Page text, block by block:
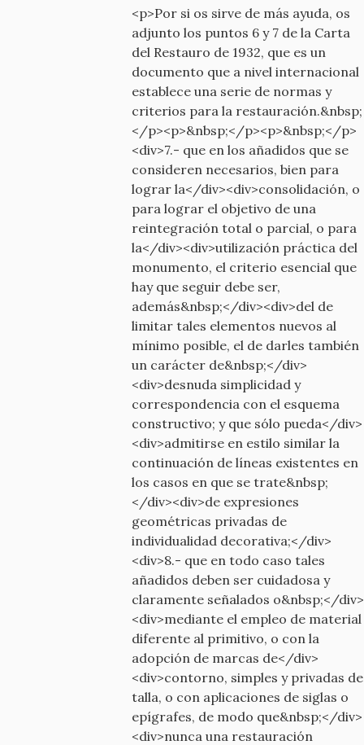
old
<p>Por si os sirve de más ayuda, os
adjunto los puntos 6 y 7 de la Carta
del Restauro de 1932, que es un
documento que a nivel internacional
establece una serie de normas y
criterios para la restauración.&nbsp;
</p><p>&nbsp;</p><p>&nbsp;</p>
<div>7.- que en los añadidos que se
consideren necesarios, bien para
lograr la</div><div>consolidación, o
para lograr el objetivo de una
reintegración total o parcial, o para
la</div><div>utilización práctica del
monumento, el criterio esencial que
hay que seguir debe ser,
además&nbsp;</div><div>del de
limitar tales elementos nuevos al
mínimo posible, el de darles también
un carácter de&nbsp;</div>
<div>desnuda simplicidad y
correspondencia con el esquema
constructivo; y que sólo pueda</div>
<div>admitirse en estilo similar la
continuación de líneas existentes en
los casos en que se trate&nbsp;
</div><div>de expresiones
geométricas privadas de
individualidad decorativa;</div>
<div>8.- que en todo caso tales
añadidos deben ser cuidadosa y
claramente señalados o&nbsp;</div>
<div>mediante el empleo de material
diferente al primitivo, o con la
adopción de marcas de</div>
<div>contorno, simples y privadas de
talla, o con aplicaciones de siglas o
epígrafes, de modo que&nbsp;</div>
<div>nunca una restauración